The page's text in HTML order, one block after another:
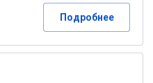
Подробнее